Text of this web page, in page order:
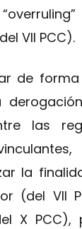
VII PCC).
de
las
la
(del VII
X PCC),